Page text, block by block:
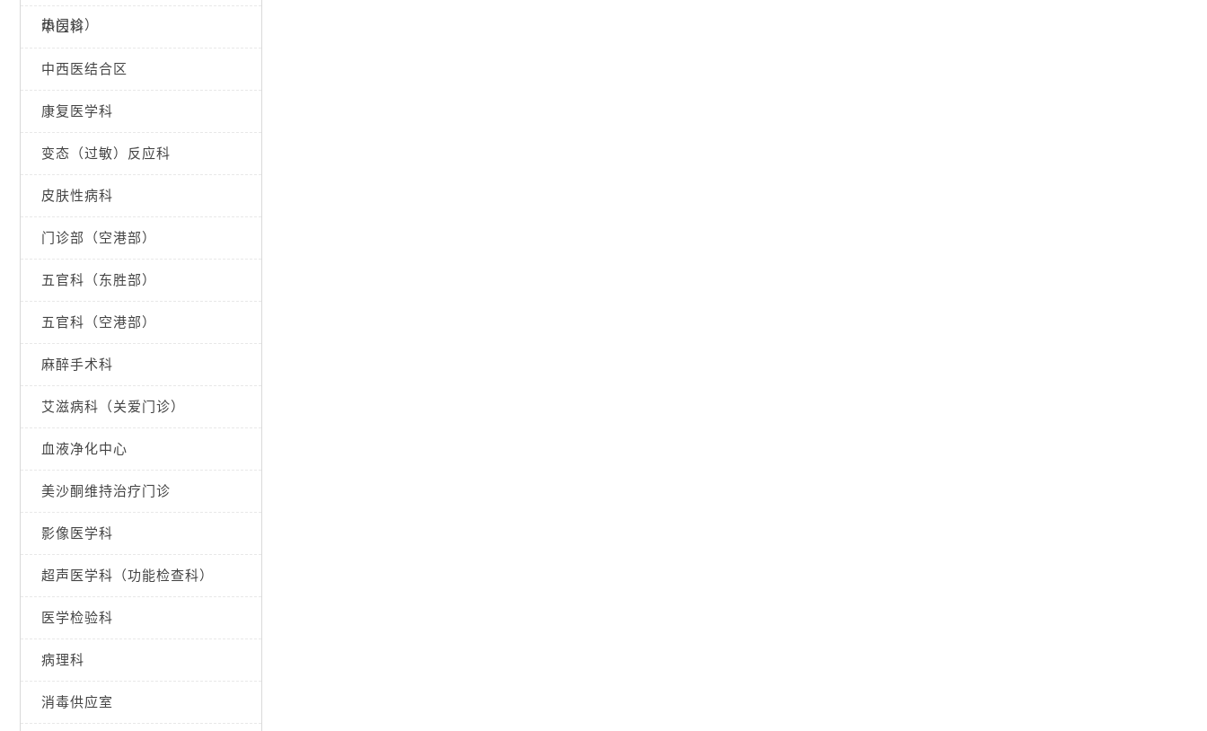
热门诊）
中医科
中西医结合区
康复医学科
变态（过敏）反应科
皮肤性病科
门诊部（空港部）
五官科（东胜部）
五官科（空港部）
麻醉手术科
艾滋病科（关爱门诊）
血液净化中心
美沙酮维持治疗门诊
影像医学科
超声医学科（功能检查科）
医学检验科
病理科
消毒供应室